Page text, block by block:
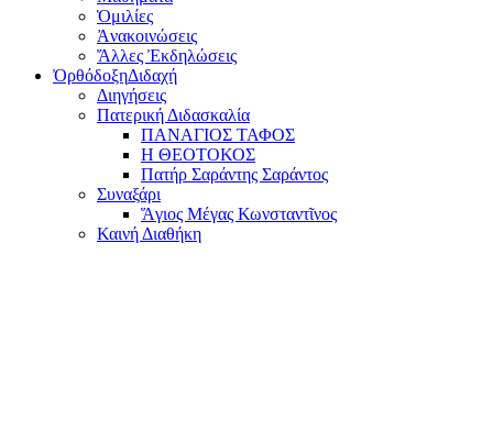
Ὁμιλίες
Ἀνακοινώσεις
Ἄλλες Ἐκδηλώσεις
ὈρθόδοξηΔιδαχή
Διηγήσεις
Πατερική Διδασκαλία
ΠΑΝΑΓΙΟΣ ΤΑΦΟΣ
Η ΘΕΟΤΟΚΟΣ
Πατήρ Σαράντης Σαράντος
Συναξάρι
Ἅγιος Μέγας Κωνσταντῖνος
Καινή Διαθήκη